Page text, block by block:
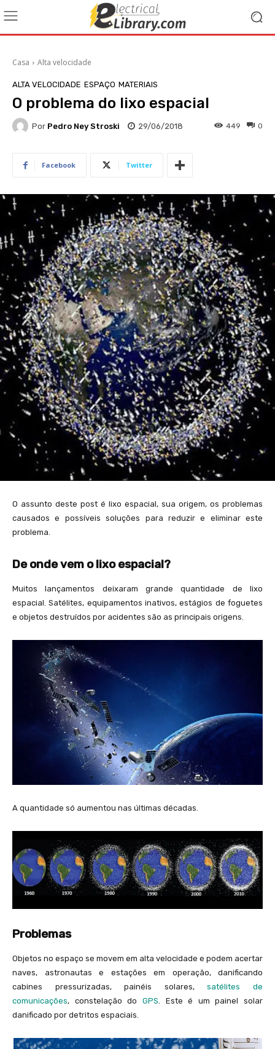
Casa Alta velocidade
ALTA VELOCIDADE ESPAÇO MATERIAIS
O problema do lixo espacial
Por Pedro Ney Stroski 29/06/2018 0
449
Facebook Twitter
O assunto deste post é lixo espacial, sua origem, os problemas
causados e possíveis soluções para reduzir e eliminar este
problema.
De onde vem o lixo espacial?
Muitos lançamentos deixaram grande quantidade de lixo
espacial. Satélites, equipamentos inativos, estágios de foguetes
e objetos destruídos por acidentes são as principais origens.
A quantidade só aumentou nas últimas décadas.
Problemas
Objetos no espaço se movem em alta velocidade e podem acertar
naves, astronautas e estações em operação, danificando
cabines pressurizadas, painéis solares,satélites de
comunicações, constelação do GPS. Este é um painel solar
danificado por detritos espaciais.